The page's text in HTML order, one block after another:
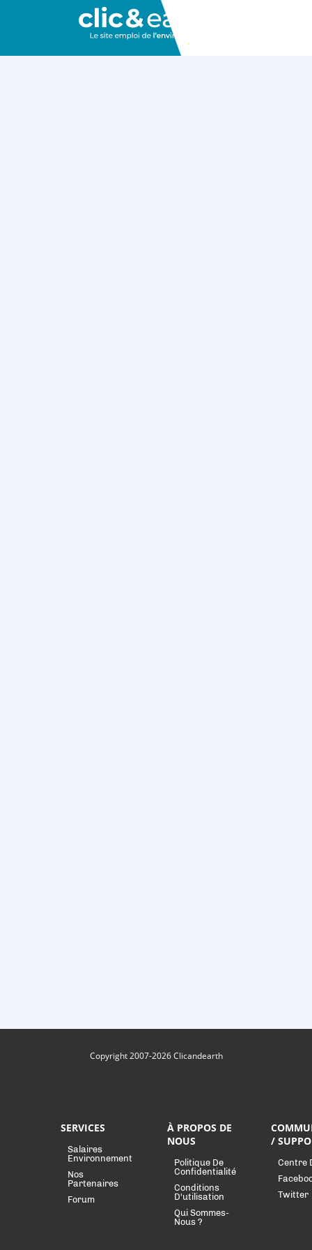
Copyright 2007-2026 Clicandearth
SERVICES
Salaires
Environnement
Nos
Partenaires
Forum
À PROPOS DE
NOUS
Politique De
Confidentialité
Conditions
D'utilisation
Qui Sommes-
Nous ?
/
Centre
Twitter